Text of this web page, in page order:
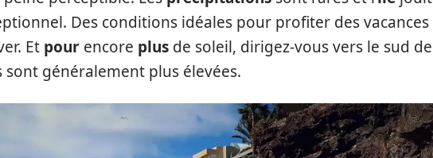
Des conditions idéales pour profiter des vacances
Et pour encore plus de soleil, dirigez-vous vers le sud de
sont généralement plus élevées.